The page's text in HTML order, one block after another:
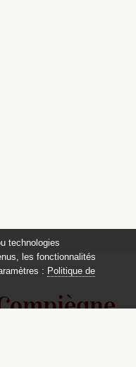
technologies
les fonctionnalités
: Politique de